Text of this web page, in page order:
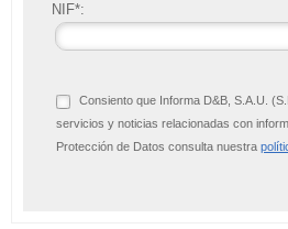
NIF*:
Consiento que Informa D&B, S.A.U.
servicios y noticias relacionadas con
Protección de Datos consulta nuestra